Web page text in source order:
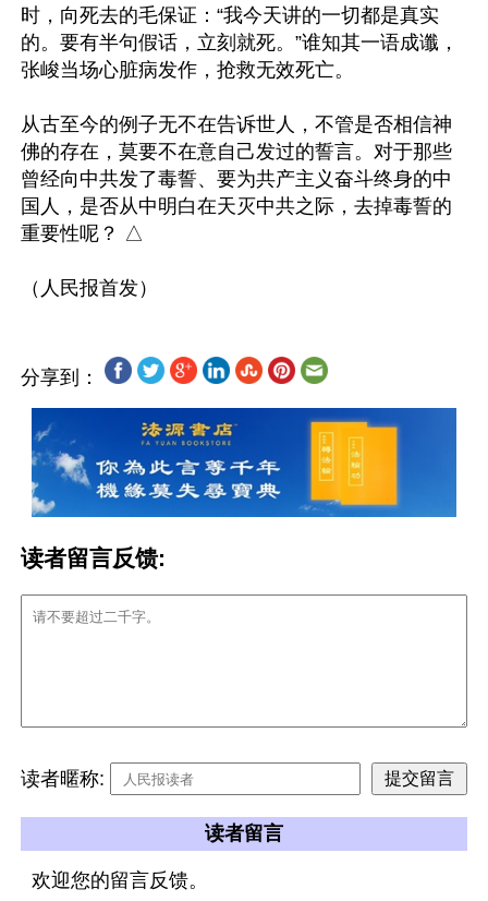
时，向死去的毛保证：“我今天讲的一切都是真实
的。要有半句假话，立刻就死。”谁知其一语成谶，
张峻当场心脏病发作，抢救无效死亡。
从古至今的例子无不在告诉世人，不管是否相信神
佛的存在，莫要不在意自己发过的誓言。对于那些
曾经向中共发了毒誓、要为共产主义奋斗终身的中
国人，是否从中明白在天灭中共之际，去掉毒誓的
重要性呢？ △
分享到：
读者留言反馈:
读者暱称:
读者留言
欢迎您的留言反馈。